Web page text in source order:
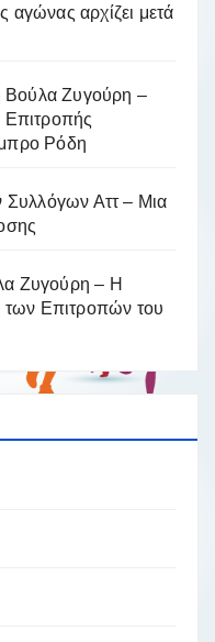
αρχίζει μετά
Βούλα Ζυγούρη –
Επιτροπής
Ρόδη
Συλλόγων Αττ – Μια
Ζυγούρη – Η
των Επιτροπών του